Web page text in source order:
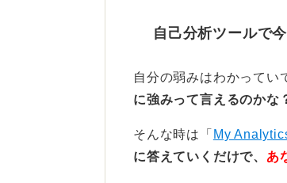
ます。仲間とメタバース
り、1日限りの理想の未
多くの予算や企業が加わ
自己分析ツールで
自分の弱みはわかってい
に強みって言えるのかな
そんな時は「 My
に答えていくだけで、 あ